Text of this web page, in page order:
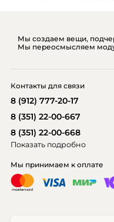
Мы создаем вещи,
Мы переосмысляем
Мы принимаем к оплате
Контакты для связи
8 (912) 777-20-17
8 (351) 22-00-667
8 (351) 22-00-668
Показать подробно